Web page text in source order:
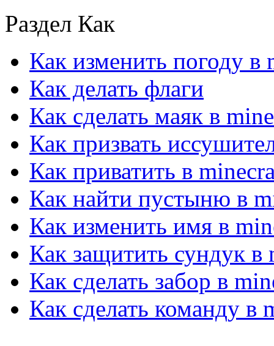
Раздел Как
Как изменить погоду в
Как делать флаги
Как сделать маяк в
Как призвать
Как приватить в
Как найти пустыню в
Как изменить имя в
Как защитить сундук в
Как сделать забор в
Как сделать команду в